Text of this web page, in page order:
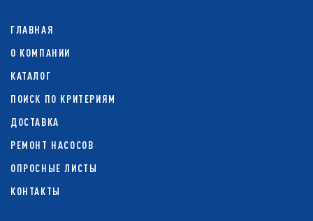
ГЛАВНАЯ
О КОМПАНИИ
КАТАЛОГ
ПОИСК ПО КРИТЕРИЯМ
ДОСТАВКА
РЕМОНТ НАСОСОВ
ОПРОСНЫЕ ЛИСТЫ
КОНТАКТЫ